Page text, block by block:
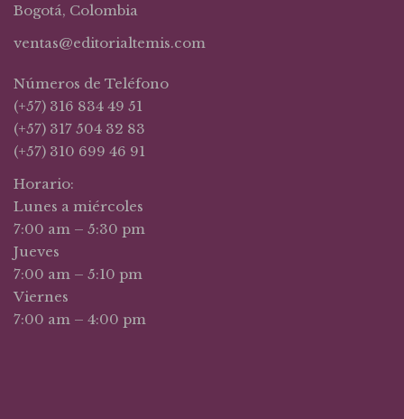
Bogotá, Colombia
ventas@editorialtemis.com
Números de Teléfono
(+57) 316 834 49 51
(+57) 317 504 32 83
(+57) 310 699 46 91
Horario:
Lunes a miércoles
7:00 am – 5:30 pm
Jueves
7:00 am – 5:10 pm
Viernes
7:00 am – 4:00 pm